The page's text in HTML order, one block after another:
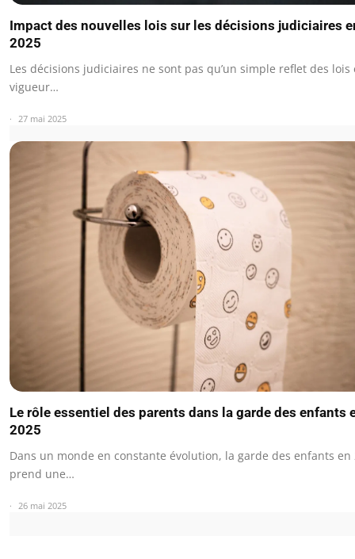
Impact des nouvelles lois sur les décisions judiciaires
2025
Les décisions judiciaires ne sont pas qu’un simple reflet des lois
vigueur…
27 mai 2025
Le rôle essentiel des parents dans la garde des enfants
2025
Dans un monde en constante évolution, la garde des enfants en
prend une…
26 mai 2025